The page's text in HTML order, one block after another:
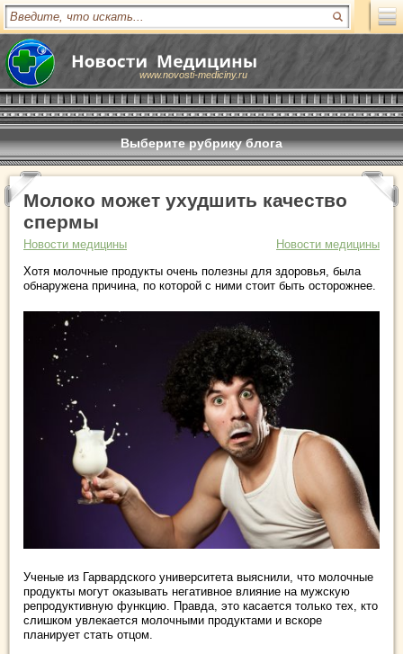
www.novosti-mediciny.ru
Выберите рубрику блога
Молоко может ухудшить качество
спермы
Новости медицины
Новости медицины
Хотя молочные продукты очень полезны для здоровья, была
обнаружена причина, по которой с ними стоит быть осторожнее.
Ученые из Гарвардского университета выяснили, что молочные
продукты могут оказывать негативное влияние на мужскую
репродуктивную функцию. Правда, это касается только тех, кто
слишком увлекается молочными продуктами и вскоре
планирует стать отцом.